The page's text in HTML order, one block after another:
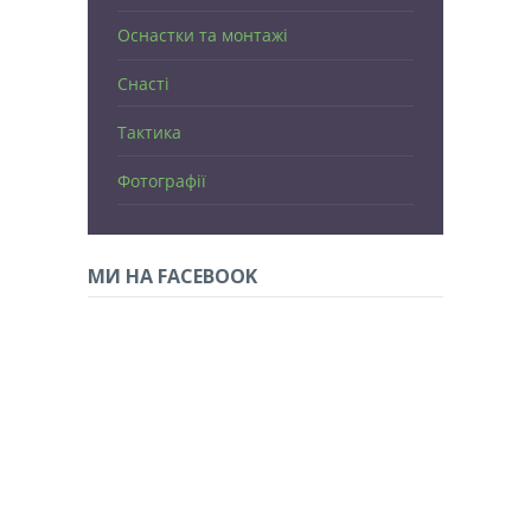
Оснастки та монтажі
Снасті
Тактика
Фотографії
МИ НА FACEBOOK